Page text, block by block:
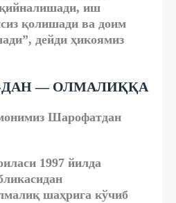
иш
қолишади ва доим
дейди ҳикоямиз
— ОЛМАЛИҚҚА
Шарофатдан
1997 йилда
шаҳрига кўчиб